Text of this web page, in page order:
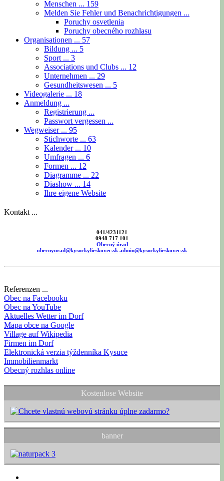
Menschen ... 159
Melden Sie Fehler und Benachrichtigungen ...
Poruchy osvetlenia
Poruchy obecného rozhlasu
Organisationen ... 57
Bildung ... 5
Sport ... 3
Associations und Clubs ... 12
Unternehmen ... 29
Gesundheitswesen ... 5
Videogalerie ... 18
Anmeldung ...
Registrierung ...
Passwort vergessen ...
Wegweiser ... 95
Stichworte ... 63
Kalender ... 10
Umfragen ... 6
Formen ... 12
Diagramme ... 22
Diashow ... 14
Ihre eigene Website
Kontakt ...
041/4231121
0948 717 101
Obecný úrad
obecnyurad@kysuckylieskovec.sk admin@kysuckylieskovec.sk
Referenzen ...
Obec na Facebooku
Obec na YouTube
Aktuelles Wetter im Dorf
Mapa obce na Google
Village auf Wikipedia
Firmen im Dorf
Elektronická verzia týždenníka Kysuce
Immobilienmarkt
Obecný rozhlas online
Kostenlose Website
banner